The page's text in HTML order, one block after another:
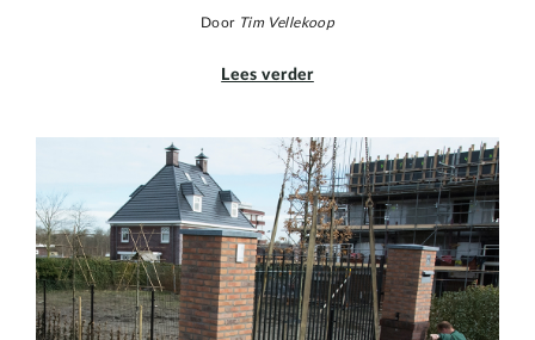
Door Tim Vellekoop
Lees verder